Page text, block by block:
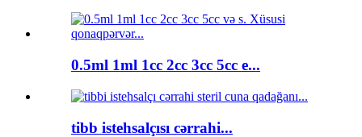
0.5ml 1ml 1cc 2cc 3cc 5cc e...
tibb istehsalçısı cərrahi...